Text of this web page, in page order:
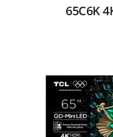
65C6K